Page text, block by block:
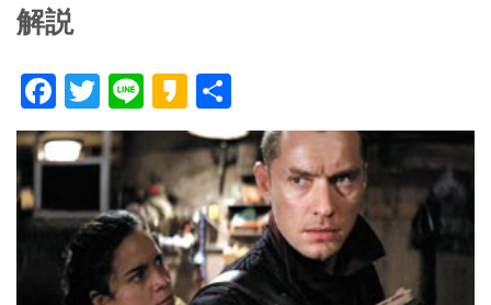
解説
F
ac
e
o
o
T
w
itt
er
Li
n
e
K
a
k
a
o
有